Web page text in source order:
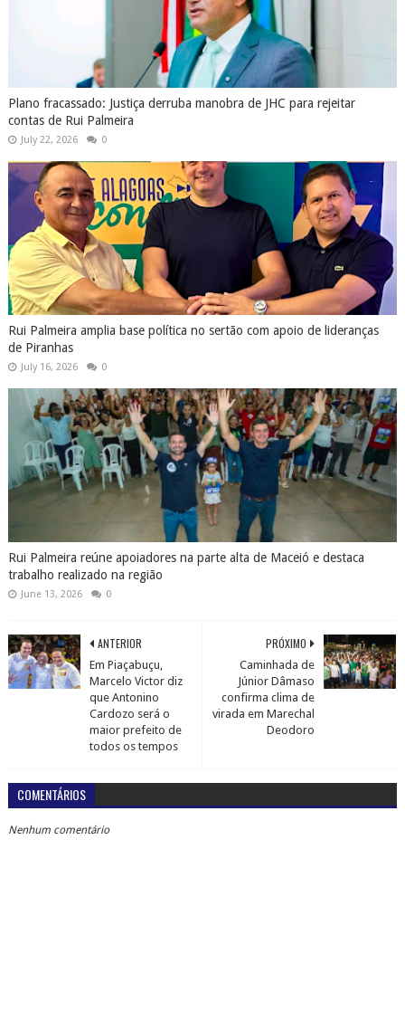
Plano fracassado: Justiça derruba manobra de JHC para rejeitar
contas de Rui Palmeira
July 22, 2026 0
Rui Palmeira amplia base política no sertão com apoio de lideranças
de Piranhas
July 16, 2026 0
Rui Palmeira reúne apoiadores na parte alta de Maceió e destaca
trabalho realizado na região
June 13, 2026 0
PRÓXIMO
Caminhada de
Júnior Dâmaso
confirma clima de
virada em Marechal
Deodoro
ANTERIOR
Em Piaçabuçu,
Marcelo Victor diz
que Antonino
Cardozo será o
maior prefeito de
todos os tempos
COMENTÁRIOS
Nenhum comentário